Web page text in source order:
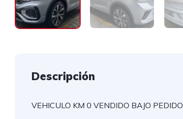
Descripción
VEHICULO KM 0 VENDIDO BAJO PEDIDO